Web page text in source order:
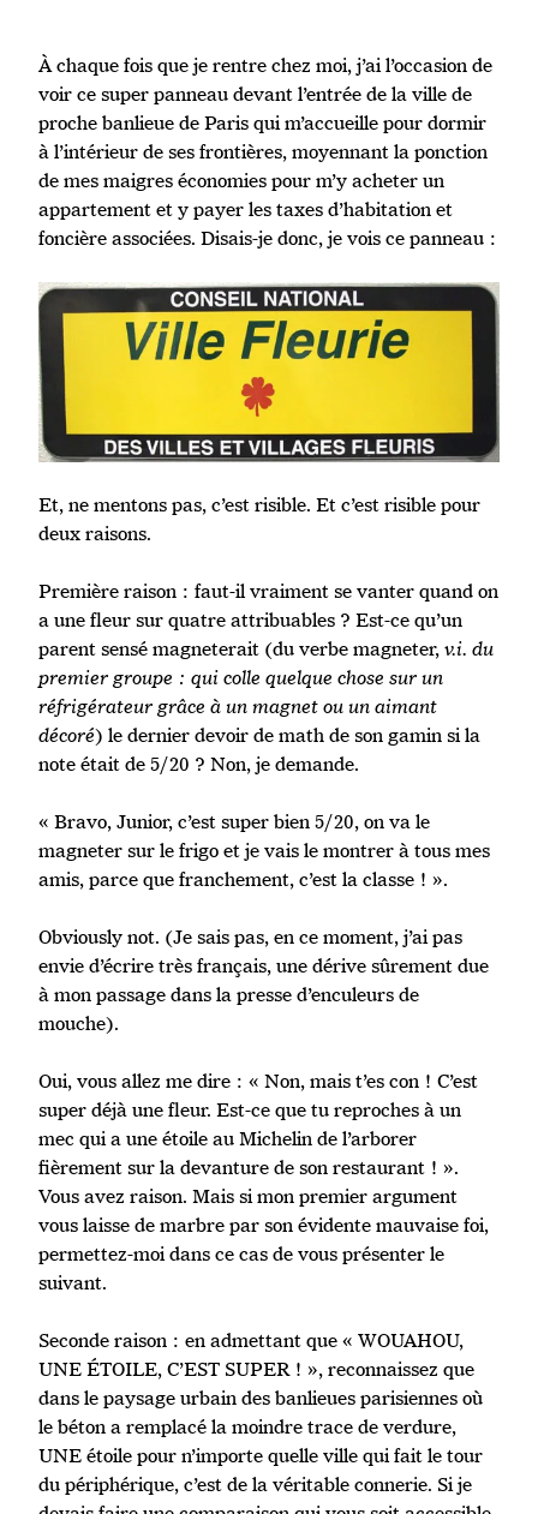
À chaque fois que je rentre chez moi, j’ai l’occasion de
voir ce super panneau devant l’entrée de la ville de
proche banlieue de Paris qui m’accueille pour dormir
à l’intérieur de ses frontières, moyennant la ponction
de mes maigres économies pour m’y acheter un
appartement et y payer les taxes d’habitation et
foncière associées. Disais-je donc, je vois ce panneau :
Et, ne mentons pas, c’est risible. Et c’est risible pour
deux raisons.
Première raison : faut-il vraiment se vanter quand on
a une fleur sur quatre attribuables ? Est-ce qu’un
parent sensé magneterait (du verbe magneter,v.i. du
premier groupe : qui colle quelque chose sur un
réfrigérateur grâce à un magnet ou un aimant
décoré) le dernier devoir de math de son gamin si la
note était de 5/20 ? Non, je demande.
« Bravo, Junior, c’est super bien 5/20, on va le
magneter sur le frigo et je vais le montrer à tous mes
amis, parce que franchement, c’est la classe ! ».
Obviously not. (Je sais pas, en ce moment, j’ai pas
envie d’écrire très français, une dérive sûrement due
à mon passage dans la presse d’enculeurs de
mouche).
Oui, vous allez me dire : « Non, mais t’es con ! C’est
super déjà une fleur. Est-ce que tu reproches à un
mec qui a une étoile au Michelin de l’arborer
fièrement sur la devanture de son restaurant ! ».
Vous avez raison. Mais si mon premier argument
vous laisse de marbre par son évidente mauvaise foi,
permettez-moi dans ce cas de vous présenter le
suivant.
Seconde raison : en admettant que « WOUAHOU,
UNE ÉTOILE, C’EST SUPER ! », reconnaissez que
dans le paysage urbain des banlieues parisiennes où
le béton a remplacé la moindre trace de verdure,
UNE étoile pour n’importe quelle ville qui fait le tour
du périphérique, c’est de la véritable connerie. Si je